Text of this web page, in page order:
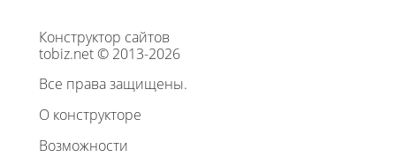
Конструктор сайтов
tobiz.net © 2013-2026
Все права защищены.
О конструкторе
Возможности